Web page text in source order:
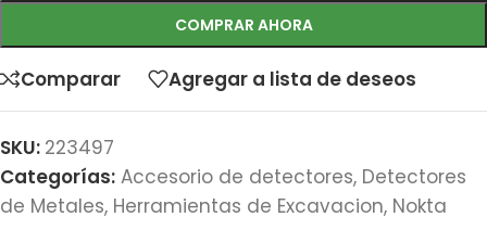
COMPRAR AHORA
Comparar Agregar a lista de deseos
SKU: 223497
Categorías: Accesorio de detectores, Detectores
de Metales, Herramientas de Excavacion, Nokta